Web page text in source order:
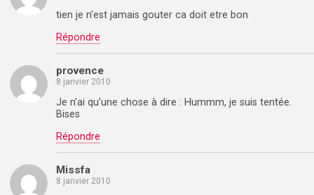
tien je n’est jamais gouter ca doit etre bon
Répondre
provence
8 janvier 2010
Je n’ai qu’une chose à dire : Hummm, je suis tentée.
Bises
Répondre
Missfa
8 janvier 2010